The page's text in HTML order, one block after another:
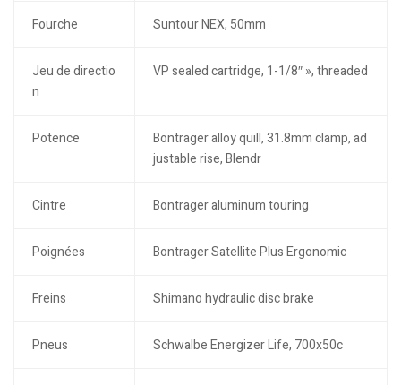
Fourche Suntour NEX, 50mm
Jeu de directio
n
VP sealed cartridge, 1-1/8″ », threaded
Potence
Bontrager alloy quill, 31.8mm clamp, ad
justable rise, Blendr
Cintre Bontrager aluminum touring
Poignées Bontrager Satellite Plus Ergonomic
Freins Shimano hydraulic disc brake
Pneus Schwalbe Energizer Life, 700x50c